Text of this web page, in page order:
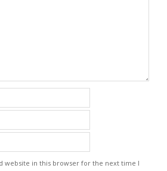
website in this browser for the next time I